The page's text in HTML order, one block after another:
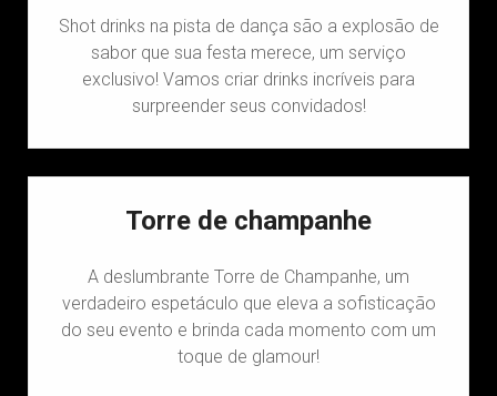
Shot drinks na pista de dança são a explosão de
sabor que sua festa merece, um serviço
exclusivo! Vamos criar drinks incríveis para
surpreender seus convidados!
Torre de champanhe
A deslumbrante Torre de Champanhe, um
verdadeiro espetáculo que eleva a sofisticação
do seu evento e brinda cada momento com um
toque de glamour!